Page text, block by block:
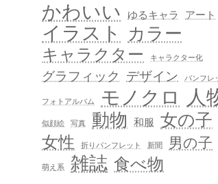
かわいい ゆるキャラ アート
イラスト カラー
キャラクター キャラクター化
グラフィック デザイン パンフレ
フォトアルバム モノクロ 人
似顔絵 写真 動物 和服 女の子
女性 折りパンフレット 新聞 男の子
萌え系 雑誌 食べ物